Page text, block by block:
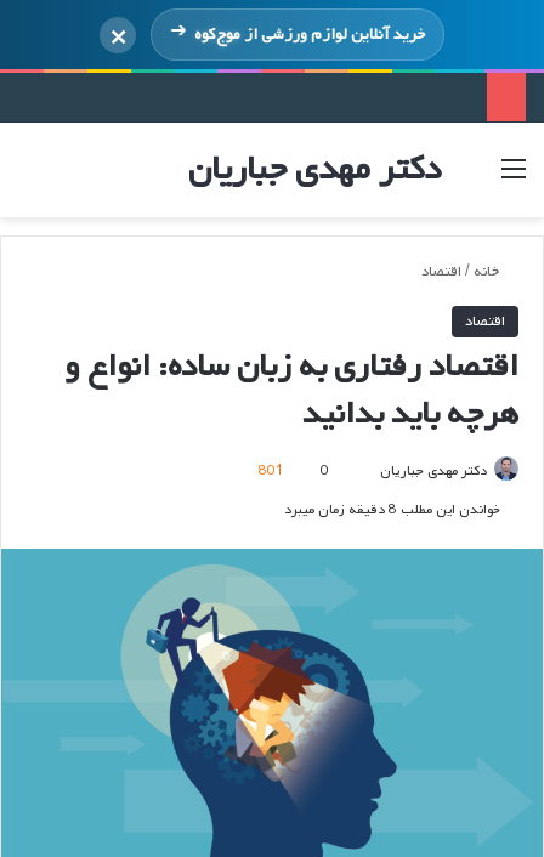
خرید آنلاین لوازم ورزشی ازموج‌کوه ×
دکتر مهدی جباریان منو ورود
خانه / اقتصاد
اقتصاد
اقتصاد رفتاری به زبان ساده: انواع و
هرچه باید بدانید
دکتر مهدی جباریان
ارسال0
801
خواندن این مطلب 8 دقیقه زمان میبرد